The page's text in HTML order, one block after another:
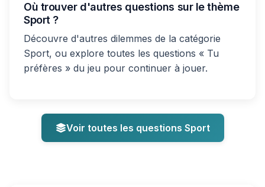
Où trouver d'autres questions sur le thème
Sport ?
Découvre d'autres dilemmes de la catégorie
Sport, ou explore toutes les questions « Tu
préfères » du jeu pour continuer à jouer.
Voir toutes les questions Sport